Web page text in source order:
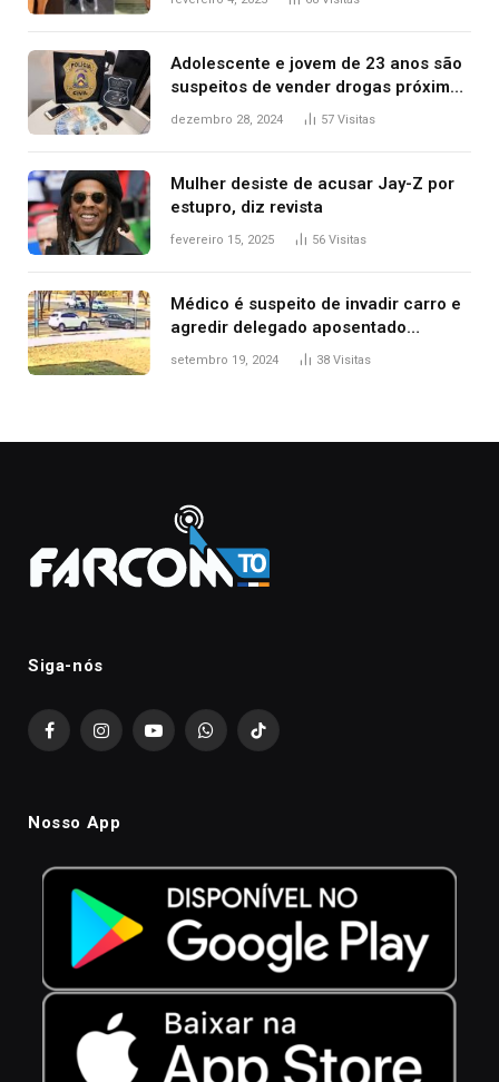
Adolescente e jovem de 23 anos são
suspeitos de vender drogas próximo
de delegacia e escola, diz polícia
dezembro 28, 2024 57 Visitas
Mulher desiste de acusar Jay-Z por
estupro, diz revista
fevereiro 15, 2025 56 Visitas
Médico é suspeito de invadir carro e
agredir delegado aposentado
durante confusão no trânsito
setembro 19, 2024 38 Visitas
Siga-nós
FacebookInstagramYouTubeWhatsAppTikTok
Nosso App